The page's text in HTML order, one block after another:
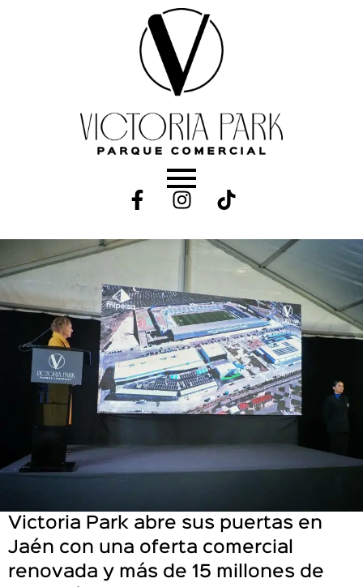
Victoria Park abre sus puertas en
Jaén con una oferta comercial
renovada y más de 15 millones de